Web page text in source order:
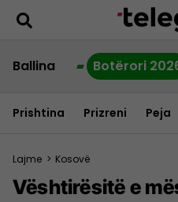
Ballina Botërori
Prishtina Prizreni Peja
Lajme > Kosovë
Vështirësitë e